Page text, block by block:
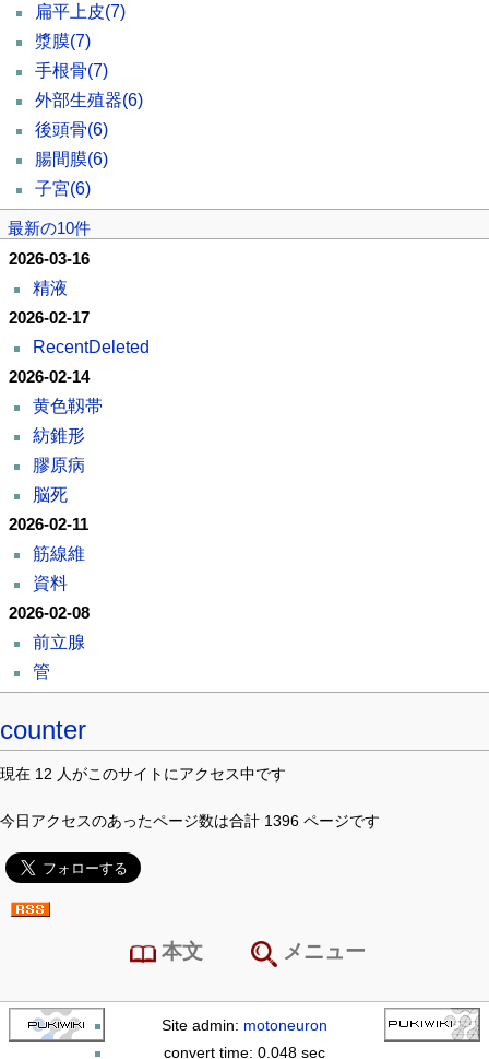
扁平上皮(7)
漿膜(7)
手根骨(7)
外部生殖器(6)
後頭骨(6)
腸間膜(6)
子宮(6)
最新の10件
2026-03-16
精液
2026-02-17
RecentDeleted
2026-02-14
黄色靱帯
紡錐形
膠原病
脳死
2026-02-11
筋線維
資料
2026-02-08
前立腺
管
counter
現在 12 人がこのサイトにアクセス中です
今日アクセスのあったページ数は合計 1396 ページです
本文 メニュー
Site admin: motoneuron
convert time: 0.048 sec